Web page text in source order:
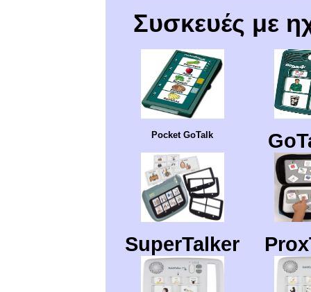
Συσκευές με
Pocket GoTalk
SuperTalker